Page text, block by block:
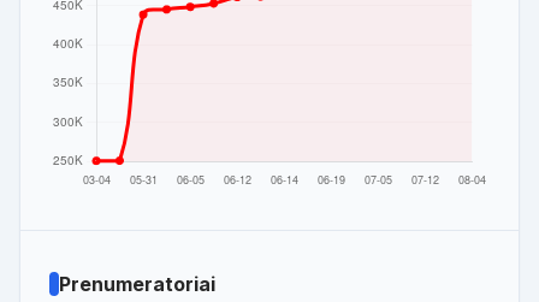
Prenumeratoriai